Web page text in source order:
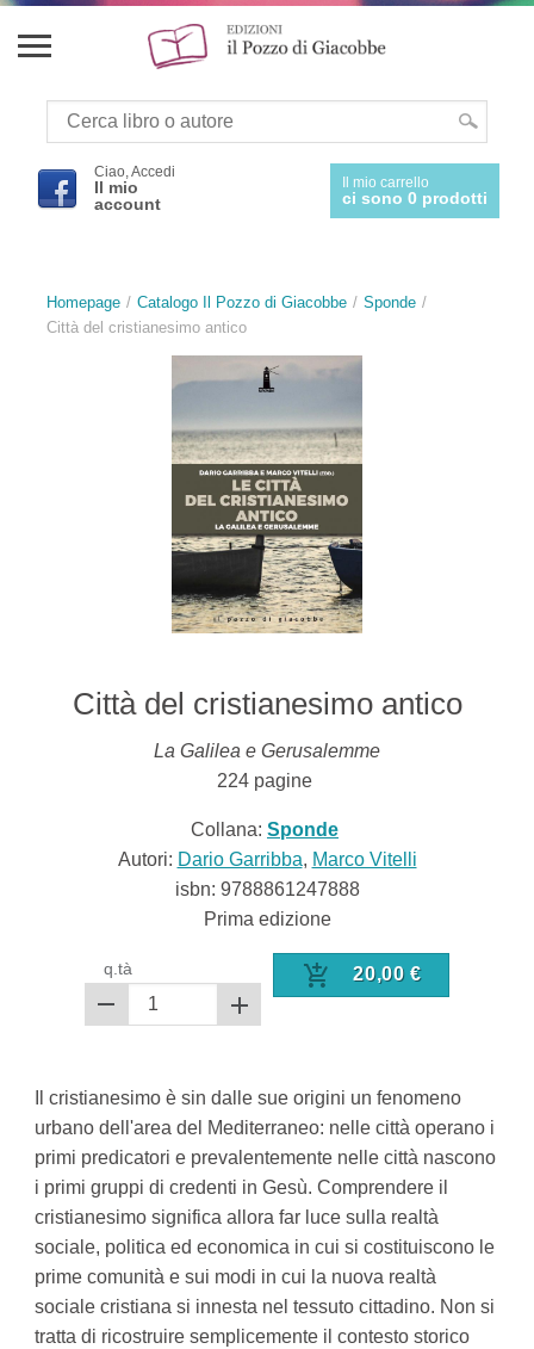
Ciao, Accedi
Il mio
account
Il mio carrello
ci sono 0 prodotti
Homepage Catalogo Il Pozzo di Giacobbe
Sponde
Città del cristianesimo antico
Città del cristianesimo antico
La Galilea e Gerusalemme
224pagine
Collana: Sponde
Autori: Dario Garribba, Marco Vitelli
isbn: 9788861247888
Prima edizione
q.tà 20,00 €
Il cristianesimo è sin dalle sue origini un fenomeno
urbano dell'area del Mediterraneo: nelle città operano i
primi predicatori e prevalentemente nelle città nascono
i primi gruppi di credenti in Gesù. Comprendere il
cristianesimo significa allora far luce sulla realtà
sociale, politica ed economica in cui si costituiscono le
prime comunità e sui modi in cui la nuova realtà
sociale cristiana si innesta nel tessuto cittadino. Non si
tratta di ricostruire semplicemente il contesto storico